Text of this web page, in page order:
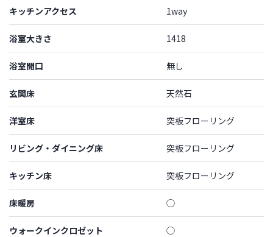
キッチンアクセス 1way
浴室大きさ 1418
浴室開口 無し
玄関床 天然石
洋室床 突板フローリング
リビング・ダイニング床 突板フローリング
キッチン床 突板フローリング
床暖房 ◯
ウォークインクロゼット ◯